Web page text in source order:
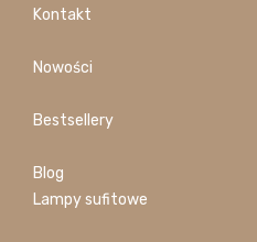
Kontakt
Nowości
Bestsellery
Blog
Lampy sufitowe